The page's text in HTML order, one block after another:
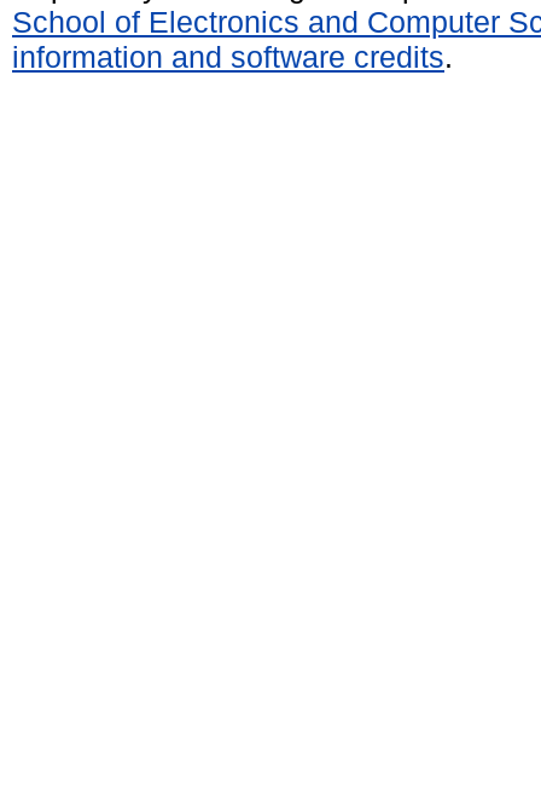
School of Electronics and Computer
information and software credits.